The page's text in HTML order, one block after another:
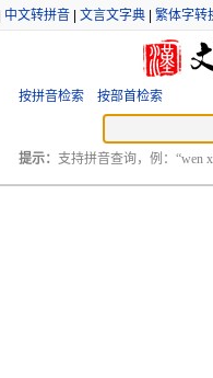
中文转拼音 文言文字典 繁体字转
按拼音检索 按部首检索
提示： 支持拼音查询，例：“wen